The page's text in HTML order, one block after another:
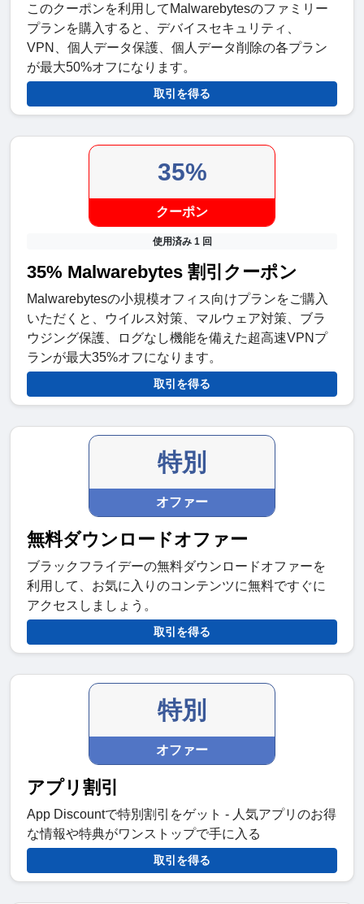
このクーポンを利用してMalwarebytesのファミリー
プランを購入すると、デバイスセキュリティ、
VPN、個人データ保護、個人データ削除の各プラン
が最大50%オフになります。
取引を得る
35%
クーポン
使用済み 1 回
35% Malwarebytes 割引クーポン
Malwarebytesの小規模オフィス向けプランをご購入
いただくと、ウイルス対策、マルウェア対策、ブラ
ウジング保護、ログなし機能を備えた超高速VPNプ
ランが最大35%オフになります。
取引を得る
特別
オファー
無料ダウンロードオファー
ブラックフライデーの無料ダウンロードオファーを
利用して、お気に入りのコンテンツに無料ですぐに
アクセスしましょう。
取引を得る
特別
オファー
アプリ割引
App Discountで特別割引をゲット - 人気アプリのお得
な情報や特典がワンストップで手に入る
取引を得る